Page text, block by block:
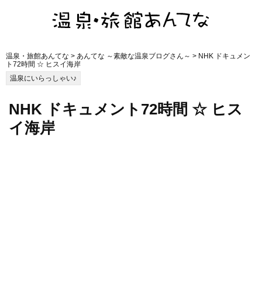
温泉・旅館あんてな > あんてな ～素敵な温泉ブログさん～ > NHK ドキュメン
ト72時間 ☆ ヒスイ海岸
温泉にいらっしゃい♪
NHK ドキュメント72時間 ☆ ヒス
イ海岸